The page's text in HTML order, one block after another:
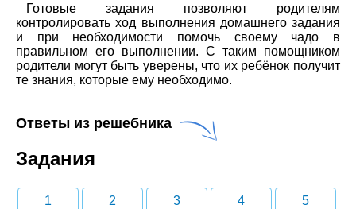
Готовые задания позволяют родителям
контролировать ход выполнения домашнего задания
и при необходимости помочь своему чадо в
правильном его выполнении. С таким помощником
родители могут быть уверены, что их ребёнок получит
те знания, которые ему необходимо.
Ответы из решебника
Задания
1 2 3 4 5